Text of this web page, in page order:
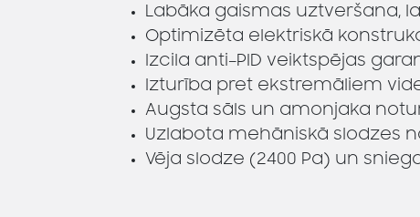
Labāka gaismas uztveršana,
Optimizēta elektriskā
Izcila anti–PID veiktspējas
Izturība pret ekstremāliem
Augsta sāls un amonjaka
Uzlabota mehāniskā slodzes
Vēja slodze (2400 Pa) un